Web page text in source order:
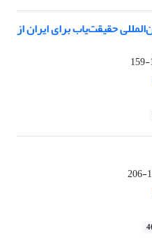
حقیقت‌یاب برای ایران از